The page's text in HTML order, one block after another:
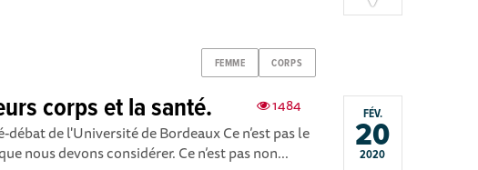
FEMME CORPS
FÉV.
20
2020
1484
corps et la santé.
débat de l'Université de Bordeaux Ce n’est pas le
nous devons considérer. Ce n’est pas non...